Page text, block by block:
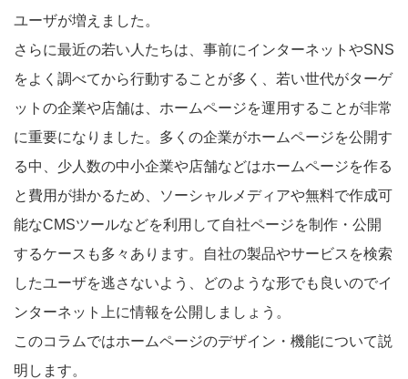
ユーザが増えました。
さらに最近の若い人たちは、事前にインターネットやSNS
をよく調べてから行動することが多く、若い世代がターゲ
ットの企業や店舗は、ホームページを運用することが非常
に重要になりました。多くの企業がホームページを公開す
る中、少人数の中小企業や店舗などはホームページを作る
と費用が掛かるため、ソーシャルメディアや無料で作成可
能なCMSツールなどを利用して自社ページを制作・公開
するケースも多々あります。自社の製品やサービスを検索
したユーザを逃さないよう、どのような形でも良いのでイ
ンターネット上に情報を公開しましょう。
このコラムではホームページのデザイン・機能について説
明します。